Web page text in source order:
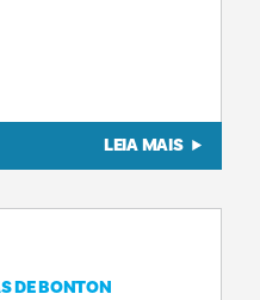
LEIA MAIS
DE BONTON